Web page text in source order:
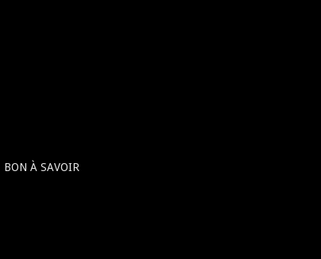
BON À SAVOIR